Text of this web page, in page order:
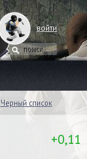
войти
Черный список
+0,11